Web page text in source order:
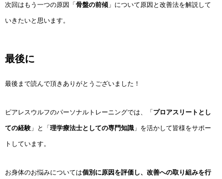
次回はもう一つの原因「骨盤の前傾 」について原因と改善法を解説して
いきたいと思います。
最後に
最後まで読んで頂きありがとうございました！
ピアレスウルフのパーソナルトレーニングでは、「プロアスリートとし
ての経験 」と「理学療法士としての専門知識 」を活かして皆様をサポー
トしています。
お身体のお悩みについては個別に原因を評価し、改善への取り組みを行